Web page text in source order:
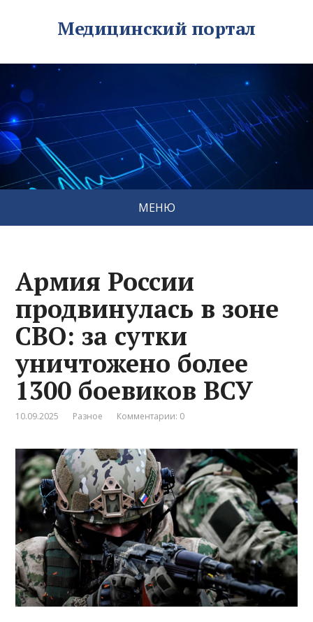
Медицинский портал
МЕНЮ
Армия России
продвинулась в зоне
СВО: за сутки
уничтожено более
1300 боевиков ВСУ
10.09.2025 Разное Комментарии: 0